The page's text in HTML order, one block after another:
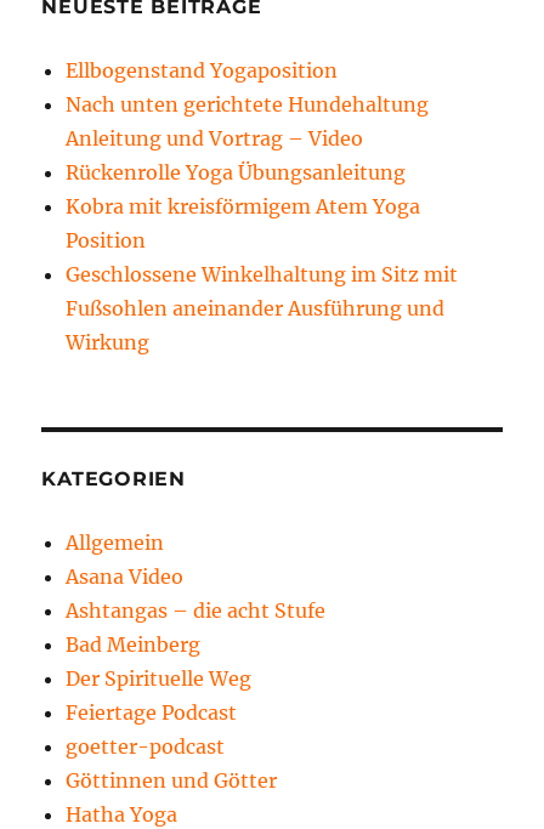
NEUESTE BEITRÄGE
Ellbogenstand Yogaposition
Nach unten gerichtete Hundehaltung
Anleitung und Vortrag – Video
Rückenrolle Yoga Übungsanleitung
Kobra mit kreisförmigem Atem Yoga
Position
Geschlossene Winkelhaltung im Sitz mit
Fußsohlen aneinander Ausführung und
Wirkung
KATEGORIEN
Allgemein
Asana Video
Ashtangas – die acht Stufe
Bad Meinberg
Der Spirituelle Weg
Feiertage Podcast
goetter-podcast
Göttinnen und Götter
Hatha Yoga